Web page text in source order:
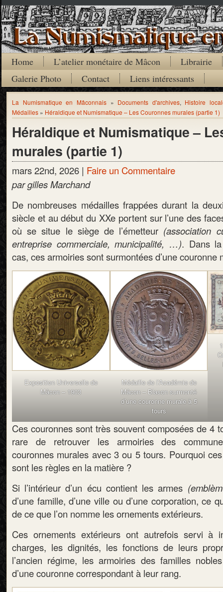
Home L’atelier monétaire de Mâcon
Librairie
Galerie Photo
Contact Liens intéressants
La Numismatique en Mâconnais» Documents d'archives, Histoire
Médailles » Héraldique et Numismatique – Les Couronnes murales (partie 1)
Héraldique et Numismatique –
murales (partie 1)
mars 22nd, 2026 | Faire un Commentaire
par gilles Marchand
De nombreuses médailles frappées durant la
siècle et au début du XXe portent sur l’une des
où se situe le siège de l’émetteur (association
entreprise commerciale, municipalité, …). Dans
cas, ces armoiries sont surmontées d’une couronne
Exposition Universelle de
Mâcon – 1903
Médaille de l’Académie de
Mâcon – Blason surmonté
d’une couronne murale à 5
tours
Ces couronnes sont très souvent composées de 4
rare de retrouver les armoiries des
couronnes murales avec 3 ou 5 tours. Pourquoi
sont les règles en la matière ?
Si l’intérieur d’un écu contient les armes
d’une famille, d’une ville ou d’une corporation, ce
de ce que l’on nomme les ornements extérieurs.
Ces ornements extérieurs ont autrefois servi à
charges, les dignités, les fonctions de leurs
l’ancien régime, les armoiries des familles
d’une couronne correspondant à leur rang.